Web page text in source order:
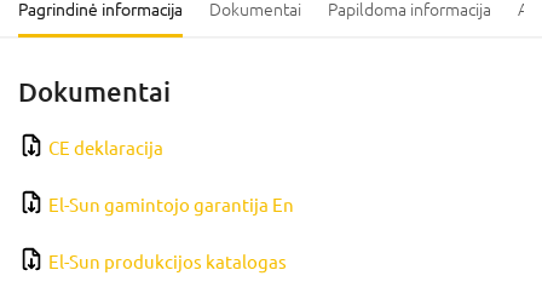
Pagrindinė informacija Dokumentai Papildoma informacija
Dokumentai
CE deklaracija
El-Sun gamintojo garantija En
El-Sun produkcijos katalogas